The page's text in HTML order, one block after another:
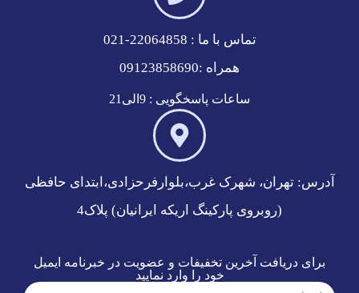
تماس با ما : 22064858-021
همراه :09123858690
ساعات پاسخگویی : 9الی21
آدرس: تهران، شهرک غرب،بلوارفرحزادی،ابتدای حافظی
(روبروی پارکینگ اریکه ایرانیان) پلاک4
برای دریافت آخرین تخفیفات و عضویت در خبرنامه ایمیل
خود را وارد نمایید